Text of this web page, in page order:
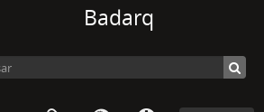
Badarq